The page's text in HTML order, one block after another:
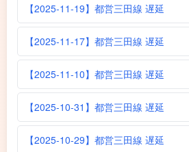
【2025-11-19】都営三田線 遅延
【2025-11-17】都営三田線 遅延
【2025-11-10】都営三田線 遅延
【2025-10-31】都営三田線 遅延
【2025-10-29】都営三田線 遅延